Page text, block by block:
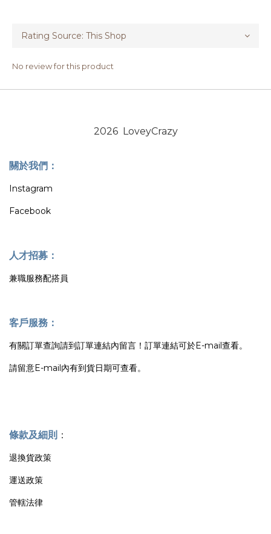
No review for this product
2026 LoveyCrazy
關於我們：
Instagram
Facebook
人才招募：
兼職服務配搭員
客戶服務：
有關訂單查詢請到訂單連結內留言！訂單連結可於E-mail查看。
請留意E-mail內有到貨日期可查看。
條款及細則 ：
退換貨政策
運送政策
管轄法律